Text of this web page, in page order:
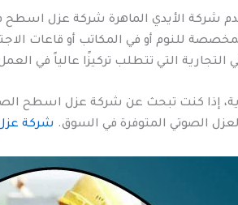
شركة الأيدي الماهرة شركة عزل اسطح
للنوم أو في المكاتب أو قاعات
التجارية التي تتطلب تركيزًا عالياً في
إذا كنت تبحث عن شركة عزل اسطح
الصوتي المتوفرة في السوق. شركة